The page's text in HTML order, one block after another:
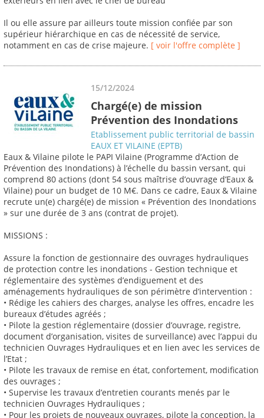
Il ou elle assure par ailleurs toute mission confiée par son
supérieur hiérarchique en cas de nécessité de service,
notamment en cas de crise majeure. [ voir l'offre complète ]
15/12/2024
Chargé(e) de mission
Prévention des Inondations
Etablissement public territorial de bassin
EAUX ET VILAINE (EPTB)
Eaux & Vilaine pilote le PAPI Vilaine (Programme d’Action de
Prévention des Inondations) à l’échelle du bassin versant, qui
comprend 80 actions (dont 54 sous maîtrise d’ouvrage d’Eaux &
Vilaine) pour un budget de 10 M€. Dans ce cadre, Eaux & Vilaine
recrute un(e) chargé(e) de mission « Prévention des Inondations
» sur une durée de 3 ans (contrat de projet).
MISSIONS :
Assure la fonction de gestionnaire des ouvrages hydrauliques
de protection contre les inondations - Gestion technique et
réglementaire des systèmes d’endiguement et des
aménagements hydrauliques de son périmètre d’intervention :
• Rédige les cahiers des charges, analyse les offres, encadre les
bureaux d’études agréés ;
• Pilote la gestion réglementaire (dossier d’ouvrage, registre,
document d’organisation, visites de surveillance) avec l’appui du
technicien Ouvrages Hydrauliques et en lien avec les services de
l’Etat ;
• Pilote les travaux de remise en état, confortement, modification
des ouvrages ;
• Supervise les travaux d’entretien courants menés par le
technicien Ouvrages Hydrauliques ;
• Pour les projets de nouveaux ouvrages, pilote la conception, la